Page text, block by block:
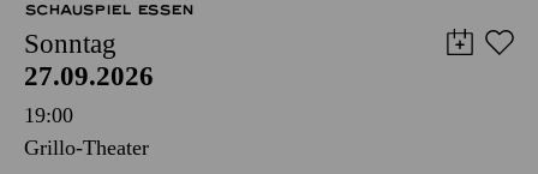
SCHAUSPIEL ESSEN
Sonntag
27.09.2026
19:00
Grillo-Theater